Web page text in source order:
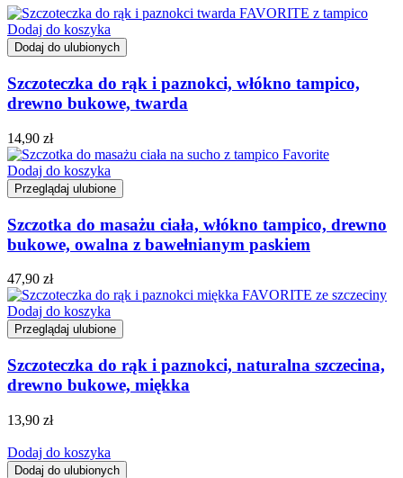
Dodaj do koszyka
Dodaj do ulubionych
Szczoteczka do rąk i paznokci, włókno tampico,
drewno bukowe, twarda
14,90 zł
Dodaj do koszyka
Przeglądaj ulubione
Szczotka do masażu ciała, włókno tampico, drewno
bukowe, owalna z bawełnianym paskiem
47,90 zł
Dodaj do koszyka
Przeglądaj ulubione
Szczoteczka do rąk i paznokci, naturalna szczecina,
drewno bukowe, miękka
13,90 zł
Dodaj do koszyka
Dodaj do ulubionych